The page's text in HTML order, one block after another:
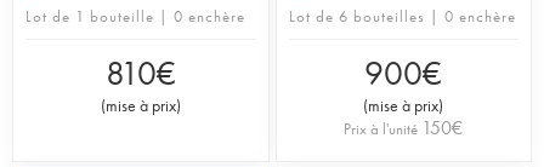
Lot de 1 bouteille | 0 enchère
810€
(mise à prix)
Lot de 6 bouteilles | 0 enchère
900€
(mise à prix)
Prix à l'unité 150€